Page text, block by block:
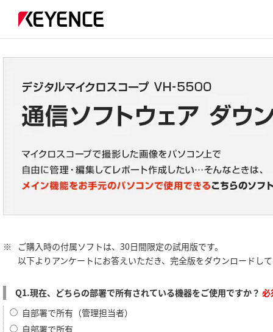
※
ご購入時の付属ソフトは、30日間限定の試用版です。
以下よりアンケートにお答えいただき、完全版をダウンロードし
Q1.現在、どちらの部署で所有されている機器をご使用ですか？ 必
自部署で所有（管理担当者）
自部署で所有